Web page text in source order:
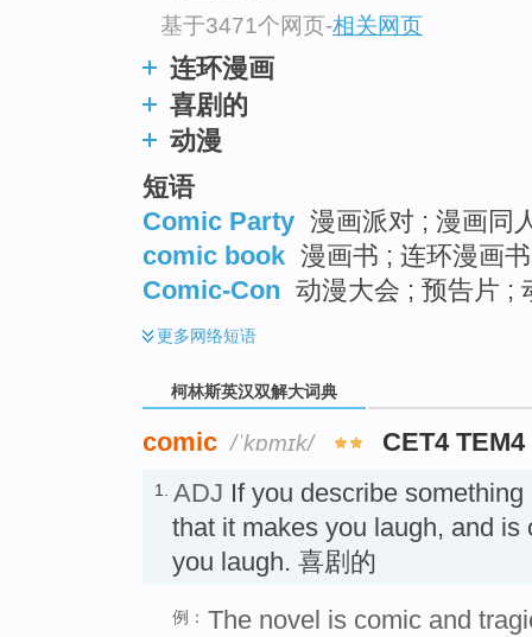
基于3471个网页-相关网页
连环漫画
喜剧的
动漫
短语
Comic Party 漫画派对 ; 漫画同
comic book 漫画书 ; 连环漫画书
Comic-Con 动漫大会 ; 预告片 ;
更多网络短语
柯林斯英汉双解大词典
comic /ˈkɒmɪk/ CET4 TEM4
1. ADJ If you describe
that it makes you laugh, and is
you laugh. 喜剧的
例： The novel is comic and